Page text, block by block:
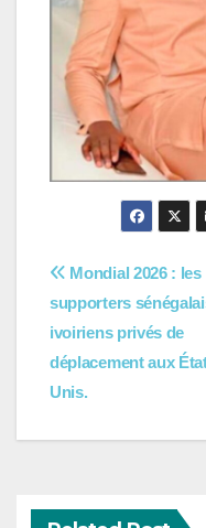
de
l’article
Mondial 2026 : les
supporters
ivoiriens privés de
déplacement aux
Unis.